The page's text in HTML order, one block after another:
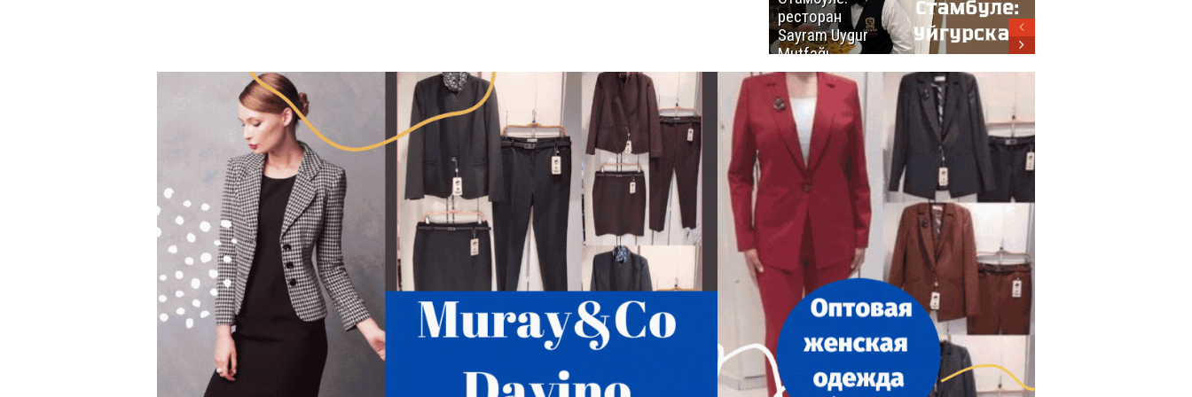
ресторан
Sayram Uygur
Mutfağı